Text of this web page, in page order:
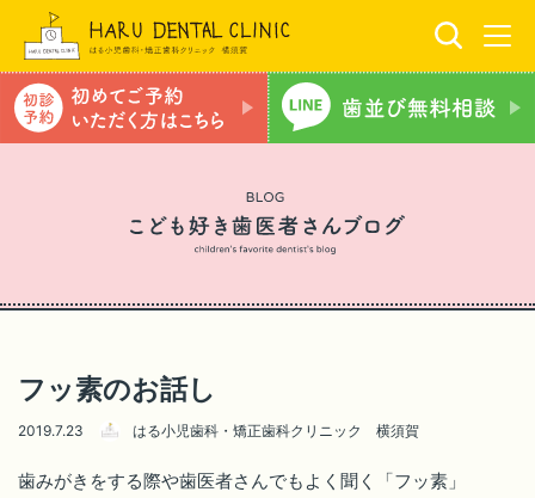
フッ素のお話し
2019.7.23 はる小児歯科・矯正歯科クリニック 横須賀
歯みがきをする際や歯医者さんでもよく聞く「フッ素」